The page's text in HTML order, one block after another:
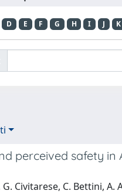
D E F G H I J K
perceived safety
Civitarese, C. Bettini,